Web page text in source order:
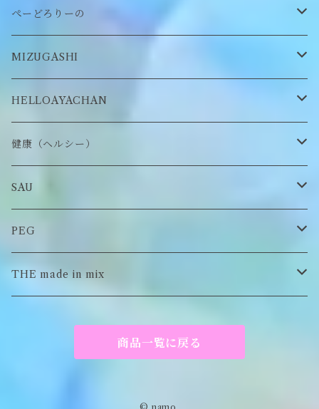
缶バッヂ
ロンT
ステッカー・シール
チャーム
Tシャツ
イヤーマフラー
other
Tシャツ
雑貨
ネックレス
マスクチェーン
帽子
キーホルダー
ブローチ
ぺーどろりーの
靴下
スタイ
MIZUGASHI
帽子
アクセサリー
HELLOAYACHAN
ピアス/イヤリング
健康（ヘルシー）
ロンT
スウェット/パーカー
Tシャツ
SAU
ロンT
スウェット/パーカー
PEG
キーチャーム
THE made in mix
商品一覧に戻る